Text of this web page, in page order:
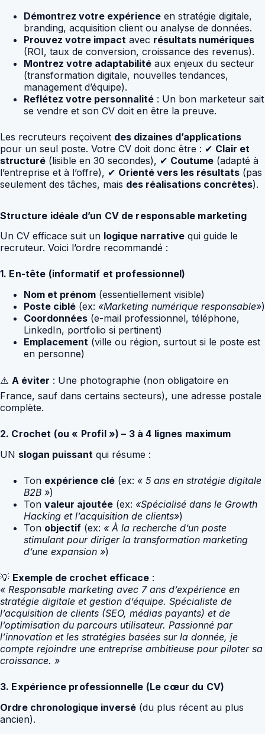
Démontrez votre expérience en stratégie digitale,
branding, acquisition client ou analyse de données.
Prouvez votre impact avec résultats numériques
(ROI, taux de conversion, croissance des revenus).
Montrez votre adaptabilité aux enjeux du secteur
(transformation digitale, nouvelles tendances,
management d’équipe).
Reflétez votre personnalité : Un bon marketeur sait
se vendre et son CV doit en être la preuve.
Les recruteurs reçoivent des dizaines d’applications
pour un seul poste. Votre CV doit donc être : ✔ Clair et
structuré (lisible en 30 secondes), ✔ Coutume (adapté à
l’entreprise et à l’offre), ✔ Orienté vers les résultats (pas
seulement des tâches, mais des réalisations concrètes).
Structure idéale d’un CV de responsable marketing
Un CV efficace suit un logique narrative qui guide le
recruteur. Voici l’ordre recommandé :
1. En-tête (informatif et professionnel)
Nom et prénom (essentiellement visible)
Poste ciblé (ex: «Marketing numérique responsable»)
Coordonnées (e-mail professionnel, téléphone,
LinkedIn, portfolio si pertinent)
Emplacement (ville ou région, surtout si le poste est
en personne)
⚠️ A éviter : Une photographie (non obligatoire en
France, sauf dans certains secteurs), une adresse postale
complète.
2. Crochet (ou « Profil ») – 3 à 4 lignes maximum
UN slogan puissant qui résume :
Ton expérience clé (ex: « 5 ans en stratégie digitale
B2B »)
Ton valeur ajoutée (ex: «Spécialisé dans le Growth
Hacking et l’acquisition de clients»)
Ton objectif (ex: « À la recherche d’un poste
stimulant pour diriger la transformation marketing
d’une expansion »)
💡 Exemple de crochet efficace :
« Responsable marketing avec 7 ans d’expérience en
stratégie digitale et gestion d’équipe. Spécialiste de
l’acquisition de clients (SEO, médias payants) et de
l’optimisation du parcours utilisateur. Passionné par
l’innovation et les stratégies basées sur la donnée, je
compte rejoindre une entreprise ambitieuse pour piloter sa
croissance. »
3. Expérience professionnelle (Le cœur du CV)
Ordre chronologique inversé (du plus récent au plus
ancien).